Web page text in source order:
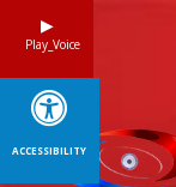
Play_Voice
ACCESSIBILITY